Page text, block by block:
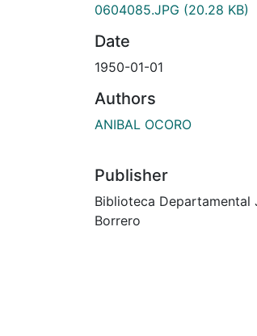
0604085.JPG (20.28 KB)
Date
1950-01-01
Authors
ANIBAL OCORO
Publisher
Biblioteca Departamental
Borrero